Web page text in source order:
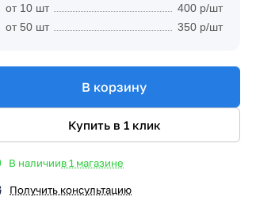
от 10 шт
400 р/шт
от 50 шт
350 р/шт
В корзину
Купить в 1 клик
В наличиив 1 магазине
Получить консультацию